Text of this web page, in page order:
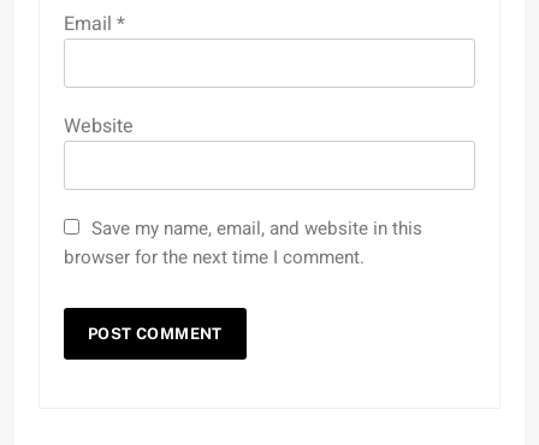
Email *
Website
Save my name, email, and website in this
browser for the next time I comment.